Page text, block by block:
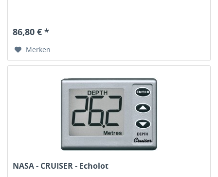
86,80 € *
Merken
NASA - CRUISER - Echolot